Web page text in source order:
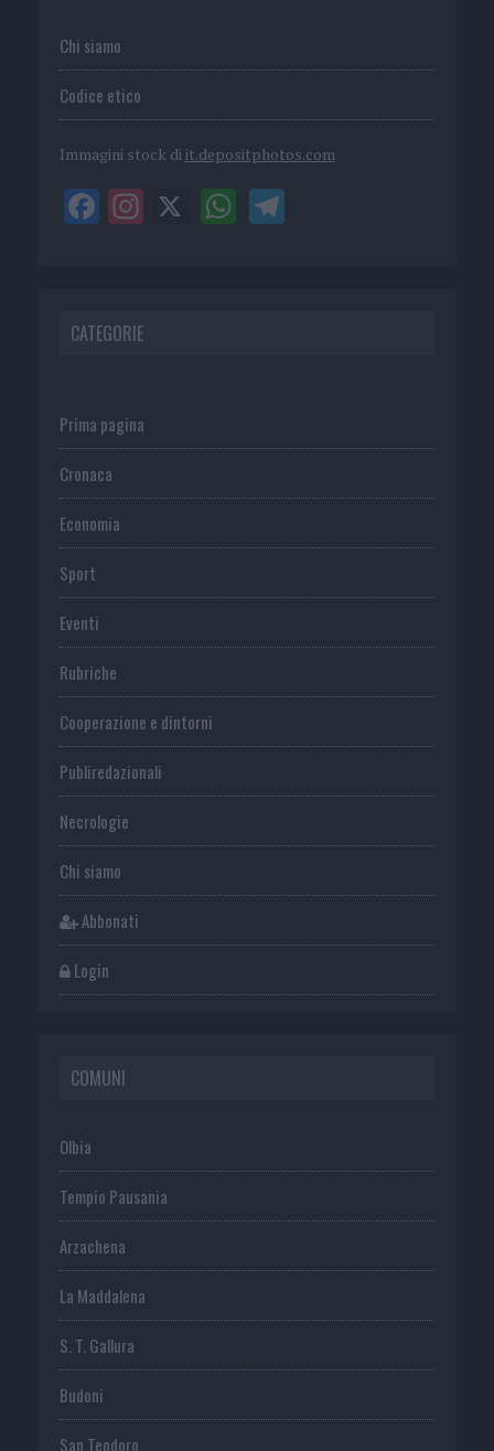
Chi siamo
Codice etico
Immagini stock di it.depositphotos.com
CATEGORIE
Prima pagina
Cronaca
Economia
Sport
Eventi
Rubriche
Cooperazione e dintorni
Publiredazionali
Necrologie
Chi siamo
Abbonati
Login
COMUNI
Olbia
Tempio Pausania
Arzachena
La Maddalena
S. T. Gallura
Budoni
San Teodoro